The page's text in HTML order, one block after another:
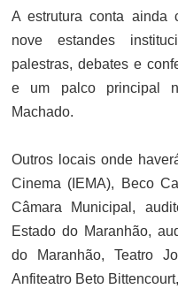
A estrutura conta ainda
nove estandes
palestras, debates e
e um palco principal
Machado.
Outros locais onde
Cinema (IEMA), Beco
Câmara Municipal,
Estado do Maranhão,
do Maranhão, Teatro
Anfiteatro Beto